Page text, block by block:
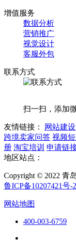
增值服务
数据分析
营销推广
视觉设计
客服外包
联系方式
扫一扫，添加
友情链接： 网站建设
跨境卖家问答 视频
册 淘宝培训 申请链
地区站点：
Copyright © 2022 青
鲁ICP备10207421号-2
网站地图
400-003-6759